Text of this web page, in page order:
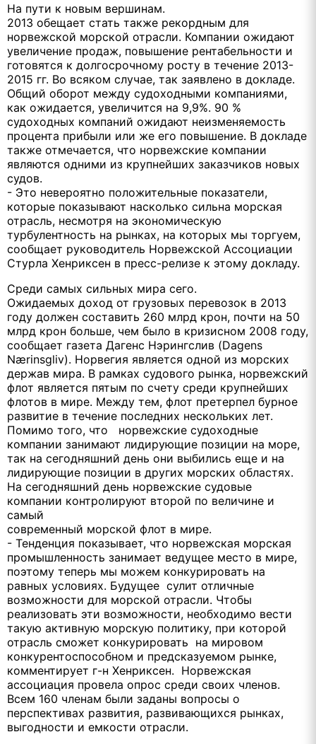
На пути к новым вершинам.
2013 обещает стать также рекордным для
норвежской морской отрасли. Компании ожидают
увеличение продаж, повышение рентабельности и
готовятся к долгосрочному росту в течение 2013-
2015 гг. Во всяком случае, так заявлено в докладе.
Общий оборот между судоходными компаниями,
как ожидается, увеличится на 9,9%. 90 %
судоходных компаний ожидают неизменяемость
процента прибыли или же его повышение. В докладе
также отмечается, что норвежские компании
являются одними из крупнейших заказчиков новых
судов.
- Это невероятно положительные показатели,
которые показывают насколько сильна морская
отрасль, несмотря на экономическую
турбулентность на рынках, на которых мы торгуем,
сообщает руководитель Норвежской Ассоциации
Стурла Хенриксен в пресс-релизе к этому докладу.
Среди самых сильных мира сего.
Ожидаемых доход от грузовых перевозок в 2013
году должен составить 260 млрд крон, почти на 50
млрд крон больше, чем было в кризисном 2008 году,
сообщает газета Дагенс Нэрингслив (Dagens
Nærinsgliv). Норвегия является одной из морских
держав мира. В рамках судового рынка, норвежский
флот является пятым по счету среди крупнейших
флотов в мире. Между тем, флот претерпел бурное
развитие в течение последних нескольких лет.
Помимо того, что норвежские судоходные
компании занимают лидирующие позиции на море,
так на сегодняшний день они выбились еще и на
лидирующие позиции в других морских областях.
На сегодняшний день норвежские судовые
компании контролируют второй по величине и
самый
современный морской флот в мире.
- Тенденция показывает, что норвежская морская
промышленность занимает ведущее место в мире,
поэтому теперь мы можем конкурировать на
равных условиях. Будущее сулит отличные
возможности для морской отрасли. Чтобы
реализовать эти возможности, необходимо вести
такую активную морскую политику, при которой
отрасль сможет конкурировать на мировом
конкурентоспособном и предсказуемом рынке,
комментирует г-н Хенриксен. Норвежская
ассоциация провела опрос среди своих членов.
Всем 160 членам были заданы вопросы о
перспективах развития, развивающихся рынках,
выгодности и емкости отрасли.